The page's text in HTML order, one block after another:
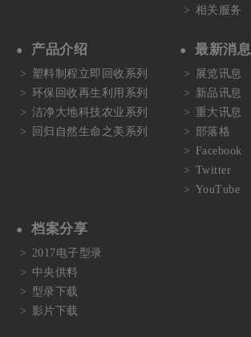
相关服务
产品介绍
塑料制程立即回收系列
环保回收再生利用系列
洁净大地科技农业系列
回归自然生命之美系列
最新消息
展览讯息
新品讯息
重大讯息
部落格
Facebook
Twitter
YouTube
档案分享
2017电子型录
中央供料
型录下载
影片下载